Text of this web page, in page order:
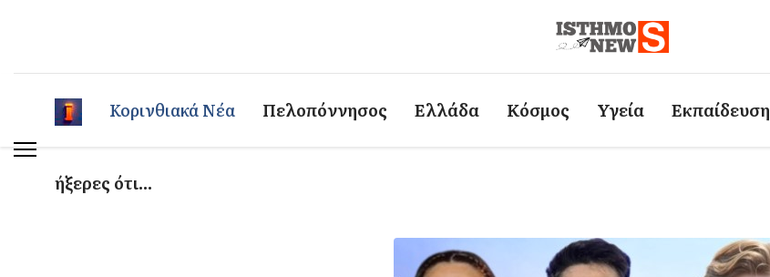
Κορινθιακά Νέα Πελοπόννησος Ελλάδα Κόσμος Υγεία Εκπαίδευση
ήξερες ότι...